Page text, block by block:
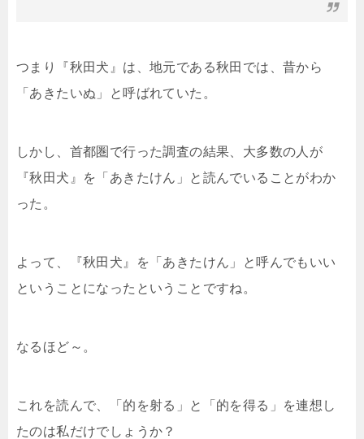
つまり『秋田犬』は、地元である秋田では、昔から
「あきたいぬ」と呼ばれていた。
しかし、首都圏で行った調査の結果、大多数の人が
『秋田犬』を「あきたけん」と読んでいることがわか
った。
よって、『秋田犬』を「あきたけん」と呼んでもいい
ということになったということですね。
なるほど～。
これを読んで、「的を射る」と「的を得る」を連想し
たのは私だけでしょうか？